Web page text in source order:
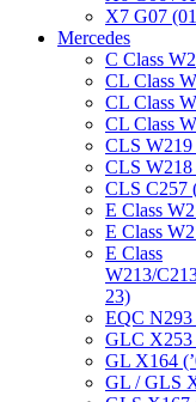
X7 G07
Mercedes
C Class
CL Class
CL Class
CL Class
CLS W219
CLS W218
CLS C257
E Class
E Class
E Class
W213/
23)
EQC N293
GLC X253
GL X164
GL / GLS